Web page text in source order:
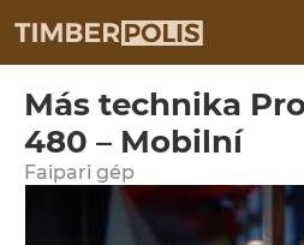
Más technika
480 – Mobilní
Faipari gép